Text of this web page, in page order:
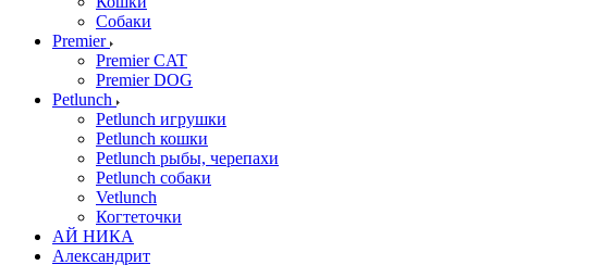
Собаки
Premier
Premier CAT
Premier DOG
Petlunch
Petlunch игрушки
Petlunch кошки
Petlunch рыбы, черепахи
Petlunch собаки
Vetlunch
Когтеточки
АЙ НИКА
Александрит